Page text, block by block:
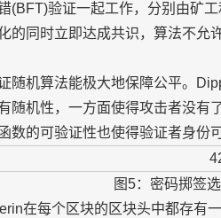
(BFT)验证一起工作，分别由矿
的同时立即达成共识，算法不允
随机算法能极大地保障公平。
随机性，一方面使得攻击者没有
数的可验证性也使得验证者身份
图5：密码掷签
在每个区块的区块头中都存有